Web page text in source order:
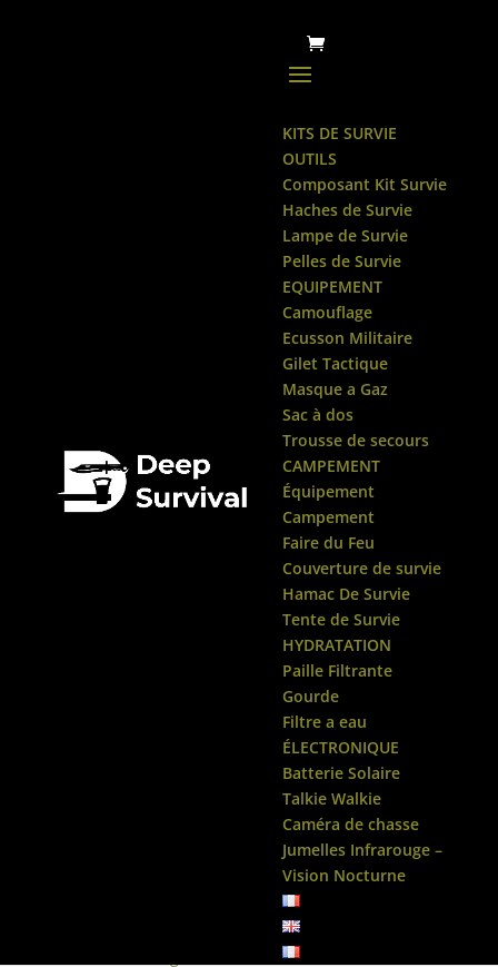
KITS DE SURVIE
OUTILS
Composant Kit Survie
Haches de Survie
Lampe de Survie
Pelles de Survie
EQUIPEMENT
Camouflage
Ecusson Militaire
Gilet Tactique
Masque a Gaz
Sac à dos
Trousse de secours
CAMPEMENT
Équipement
Campement
Faire du Feu
Couverture de survie
Hamac De Survie
Tente de Survie
HYDRATATION
Paille Filtrante
Gourde
Filtre a eau
ÉLECTRONIQUE
Batterie Solaire
Talkie Walkie
Caméra de chasse
Jumelles Infrarouge –
Vision Nocturne
/ Caméra de chasse TR-90X